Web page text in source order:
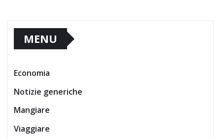
MENU
Economia
Notizie generiche
Mangiare
Viaggiare